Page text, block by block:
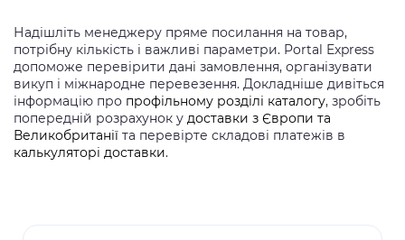
Надішліть менеджеру пряме посилання на товар,
потрібну кількість і важливі параметри. Portal Express
допоможе перевірити дані замовлення, організувати
викуп і міжнародне перевезення. Докладніше дивіться
інформацію про профільному розділі каталогу, зробіть
попередній розрахунок у доставки з Європи та
Великобританії та перевірте складові платежів в
калькуляторі доставки.